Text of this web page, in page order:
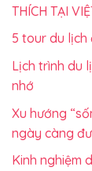
THÍCH TẠI
5 tour du lịch
Lịch trình du
nhớ
Xu hướng
ngày càng
Kinh nghiệm